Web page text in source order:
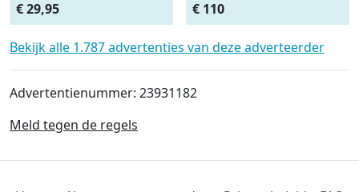
Afdeknet 4x2 mtr maas
4.5 x 4.5 cm
€ 29,95
Monteursligkar+2 tons
krik + 2 assteunen
€ 110
Bekijk alle 1.787 advertenties van deze adverteerder
Advertentienummer: 23931182
Meld tegen de regels